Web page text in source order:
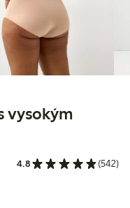
vysokým
4.8 (542)